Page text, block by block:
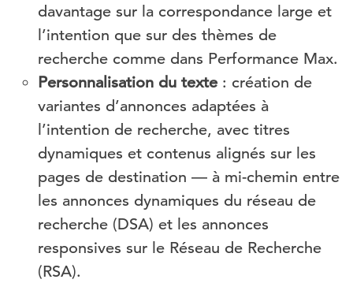
davantage sur la correspondance large et
l’intention que sur des thèmes de
recherche comme dans Performance Max.
Personnalisation du texte : création de
variantes d’annonces adaptées à
l’intention de recherche, avec titres
dynamiques et contenus alignés sur les
pages de destination — à mi-chemin entre
les annonces dynamiques du réseau de
recherche (DSA) et les annonces
responsives sur le Réseau de Recherche
(RSA).